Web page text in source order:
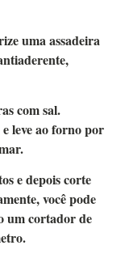
uma assadeira
com sal.
leve ao forno por
e depois corte
você pode
um cortador de